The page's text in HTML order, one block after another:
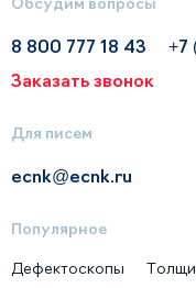
8 800 777 18 43
+7
Заказать звонок
Для писем
ecnk@ecnk.ru
Популярное
Дефектоскопы